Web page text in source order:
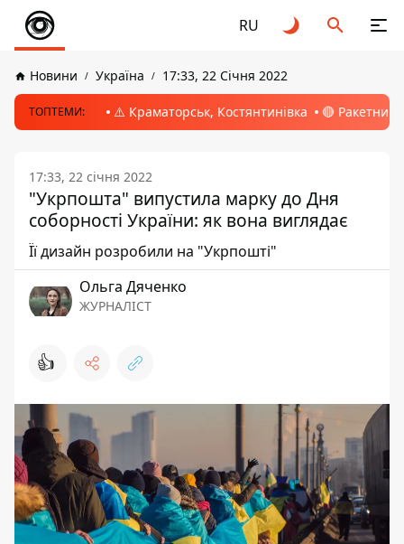
RU
Новини Україна 17:33, 22 Січня 2022
ТОПТЕМИ: ⚠️ Краматорськ, Костянтинівка 🔴 Ракетний
17:33, 22 січня 2022
"Укрпошта" випустила марку до Дня
соборності України: як вона виглядає
Її дизайн розробили на "Укрпошті"
Ольга Дяченко
ЖУРНАЛІСТ
👍